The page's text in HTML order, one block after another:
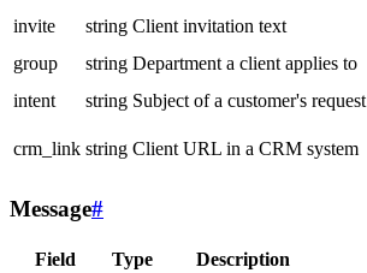
invite
string Client invitation text
group
string Department a client applies to
intent
string Subject of a customer's request
crm_link string Client URL in a CRM system
Message#
Field Type Description